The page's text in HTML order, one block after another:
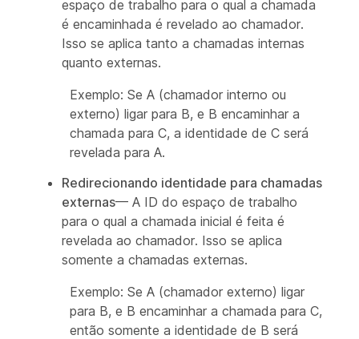
espaço de trabalho para o qual a chamada
é encaminhada é revelado ao chamador.
Isso se aplica tanto a chamadas internas
quanto externas.
Exemplo: Se A (chamador interno ou
externo) ligar para B, e B encaminhar a
chamada para C, a identidade de C será
revelada para A.
Redirecionando identidade para chamadas
externas— A ID do espaço de trabalho
para o qual a chamada inicial é feita é
revelada ao chamador. Isso se aplica
somente a chamadas externas.
Exemplo: Se A (chamador externo) ligar
para B, e B encaminhar a chamada para C,
então somente a identidade de B será